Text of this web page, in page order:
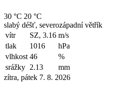
30 °C 20 °C
slabý déšť, severozápadní větřík
vítr
SZ, 3.16 m/s
tlak
1016
hPa
vlhkost 46
%
srážky 2.13
mm
zítra, pátek 7. 8. 2026